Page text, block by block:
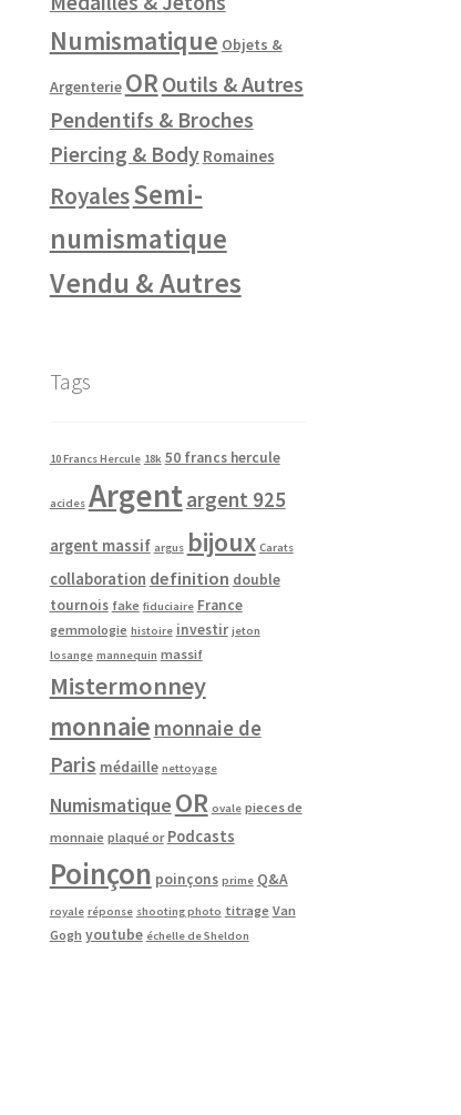
Numismatique Objets &
Argenterie OR Outils & Autres
Pendentifs & Broches
Piercing & Body Romaines
RoyalesSemi-
numismatique
Vendu & Autres
Tags
10 Francs Hercule 18k 50 francs hercule
acides Argentargent 925
argent massif argus bijoux Carats
collaboration definition double
tournois fake fiduciaire France
gemmologie histoire investir jeton
losange mannequin massif
Mistermonney
monnaie monnaie de
Paris médaille nettoyage
Numismatique OR ovale pieces de
monnaie plaqué or Podcasts
Poinçon poinçons prime Q&A
royale réponse shooting photo titrage Van
Gogh youtube échelle de Sheldon